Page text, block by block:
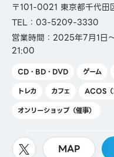
〒101-0021 東京都千代
TEL：03-5209-3330
営業時間：2025年7月1
21:00
CD・BD・DVD ゲーム
トレカ
カフェ
ACOS（
オンリーショップ（催事）
MAP